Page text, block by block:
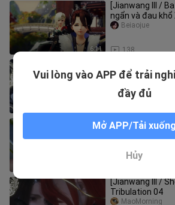
6:11
[Jianwang III /
ngẩn và đau khổ
của Tsundere
138
Beiaojue
Tribulation 01
[Jianwang III /
Hai Cô Dâu (1)
[Jianwang III /
Tribulation 04
MaoMorning
Vui lòng vào APP để trải
đầy đủ
Mở APP/Tải xuống
Hủy